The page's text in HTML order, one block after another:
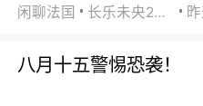
闲聊法国 长乐未央2015
八月十五警惕恐袭！